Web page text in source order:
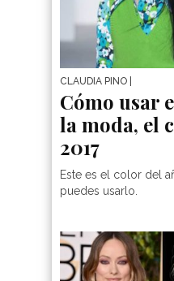
CLAUDIA PINO
Cómo usar
la moda, el
2017
Este es el color del
puedes usarlo.